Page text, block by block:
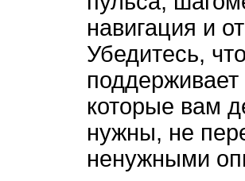
навигация и
Убедитесь,
которые вам
нужны, не
ненужными